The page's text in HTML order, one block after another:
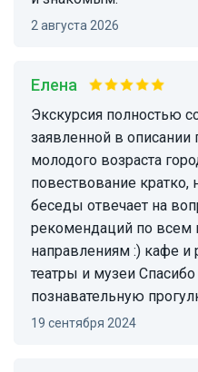
2 августа 2026
Елена
Экскурсия полностью соответствовала
заявленной в описании
молодого возраста
повествование кратко,
беседы отвечает на
рекомендаций по всем
направлениям :) кафе и
театры и музеи
познавательную
19 сентября 2024